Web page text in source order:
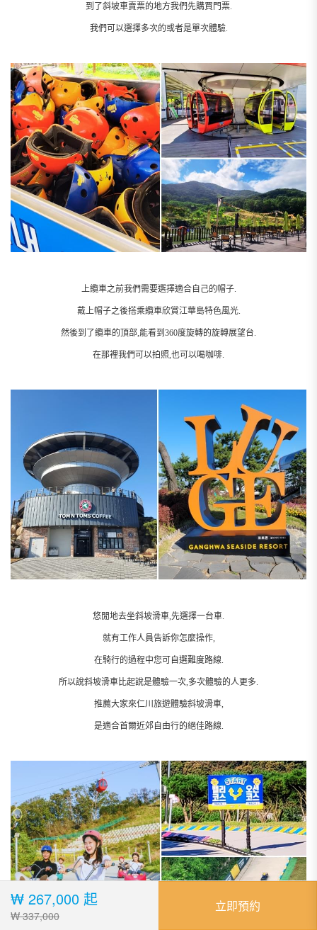
₩ 267,000 起
₩ 337,000
立即預約
到了斜坡車賣票的地方我們先購買門票.
我們可以選擇多次的或者是單次體驗.
上纜車之前我們需要選擇適合自己的帽子.
戴上帽子之後搭乘纜車欣賞江華島特色風光.
然後到了纜車的頂部,能看到360度旋轉的旋轉展望台.
在那裡我們可以拍照,也可以喝咖啡.
悠閒地去坐斜坡滑車,先選擇一台車.
就有工作人員告訴你怎麼操作,
在騎行的過程中您可自選難度路線.
所以說斜坡滑車比起說是體驗一次,多次體驗的人更多.
推薦大家來仁川旅遊體驗斜坡滑車,
是適合首爾近郊自由行的絕佳路線.